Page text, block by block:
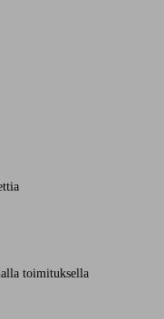
toimituksella